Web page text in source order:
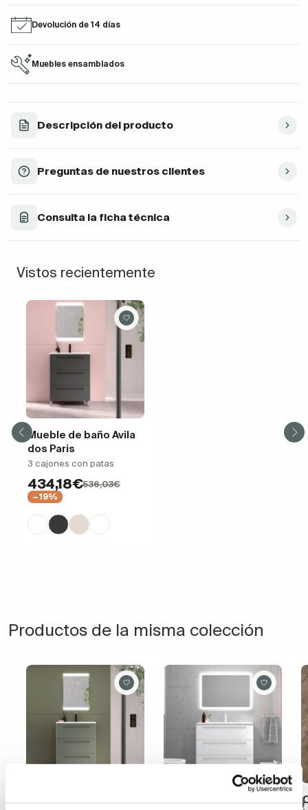
Devolución de 14 días
Muebles ensamblados
Descripción del producto
Preguntas de nuestros clientes
Consulta la ficha técnica
Vistos recientemente
Mueble de baño Avila
dos Paris
3 cajones con patas
434,18€536,03€
−19%
Productos de la misma colección